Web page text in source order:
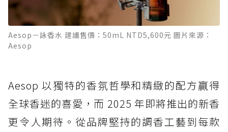
Aesop－詠香水 建議售價：50mL NTD5,600元 圖片來源：
Aesop
Aesop 以獨特的香氛哲學和精緻的配方贏得
全球香迷的喜愛，而 2025 年即將推出的新香
更令人期待。從品牌堅持的調香工藝到每款